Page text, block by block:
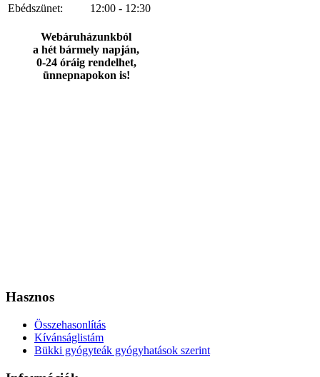
Ebédszünet: 12:00 - 12:30
Webáruházunkból
a hét bármely napján,
0-24 óráig rendelhet,
ünnepnapokon is!
Hasznos
Összehasonlítás
Kívánságlistám
Bükki gyógyteák gyógyhatások szerint